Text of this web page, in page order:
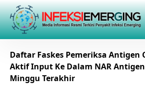
Daftar Faskes Pemeriksa Antigen
Aktif Input Ke Dalam NAR
Minggu Terakhir